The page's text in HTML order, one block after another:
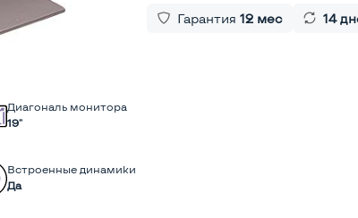
Диагональ монитора
19"
Встроенные динамики
Да
Гарантия 12 мес 14